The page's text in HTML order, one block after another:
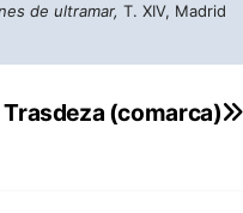
de ultramar, T. XIV, Madrid
Trasdeza (comarca)